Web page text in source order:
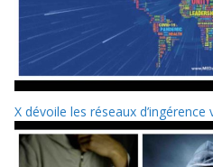
X dévoile les réseaux